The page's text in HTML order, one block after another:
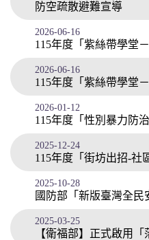
防空疏散避難宣導
2026-06-16
115年度「紫絲帶學堂
分享」家庭暴力暨性侵
2026-06-16
115年度「紫絲帶學堂
ＹＥ」校園宣導
2026-01-12
115年度「性別暴力防
2025-12-24
115年度「街坊出招-社
2025-10-28
國防部「新版臺灣全
時：臺灣全民安全指引
2025-03-25
【衛福部】正式啟用